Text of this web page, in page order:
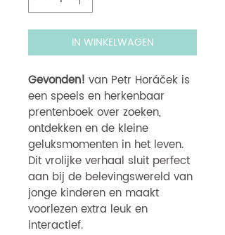
IN WINKELWAGEN
Gevonden! van Petr Horáček is
een speels en herkenbaar
prentenboek over zoeken,
ontdekken en de kleine
geluksmomenten in het leven.
Dit vrolijke verhaal sluit perfect
aan bij de belevingswereld van
jonge kinderen en maakt
voorlezen extra leuk en
interactief.